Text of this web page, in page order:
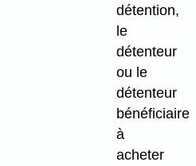
détention,
le
détenteur
ou le
détenteur
bénéficiaire
à
acheter